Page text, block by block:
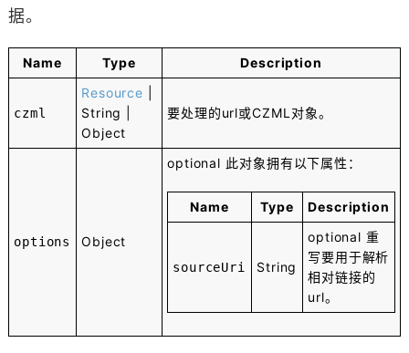
据。
Name Type Description
czml
Resource
String
Object
要处理的url或CZML对象。
options Object
optional 此对象拥有以下属性：
Name Type Description
sourceUri String
optional 重
写要用于解析
相对链接的
url。